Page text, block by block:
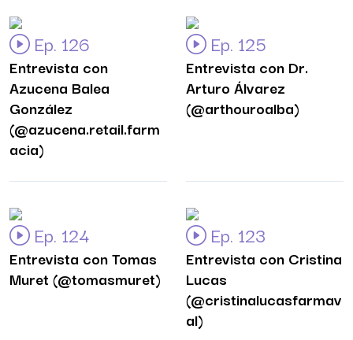
Ep. 126
Entrevista con
Azucena Balea
González
(@azucena.retail.farm
acia)
Ep. 125
Entrevista con Dr.
Arturo Álvarez
(@arthouroalba)
Ep. 124
Entrevista con Tomas
Muret (@tomasmuret)
Ep. 123
Entrevista con Cristina
Lucas
(@cristinalucasfarmav
al)